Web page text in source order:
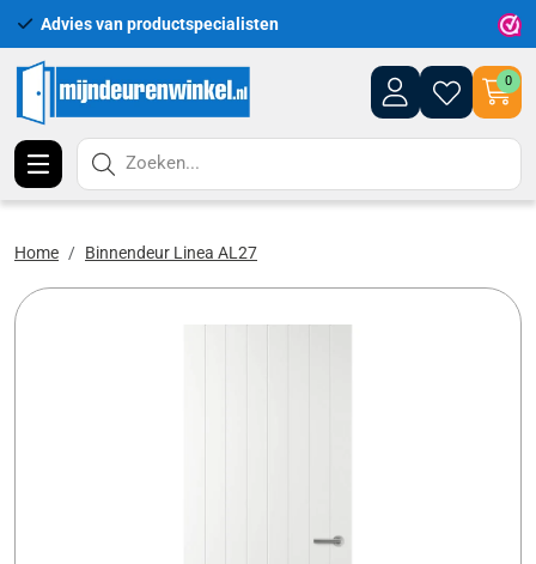
Advies van productspecialisten
0
Zoeken...
Home Binnendeur Linea AL27